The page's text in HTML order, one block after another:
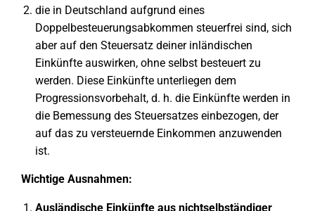
die in Deutschland aufgrund eines
Doppelbesteuerungsabkommen steuerfrei sind, sich
aber auf den Steuersatz deiner inländischen
Einkünfte auswirken, ohne selbst besteuert zu
werden. Diese Einkünfte unterliegen dem
Progressionsvorbehalt, d. h. die Einkünfte werden in
die Bemessung des Steuersatzes einbezogen, der
auf das zu versteuernde Einkommen anzuwenden
ist.
Wichtige Ausnahmen:
Ausländische Einkünfte aus nichtselbständiger